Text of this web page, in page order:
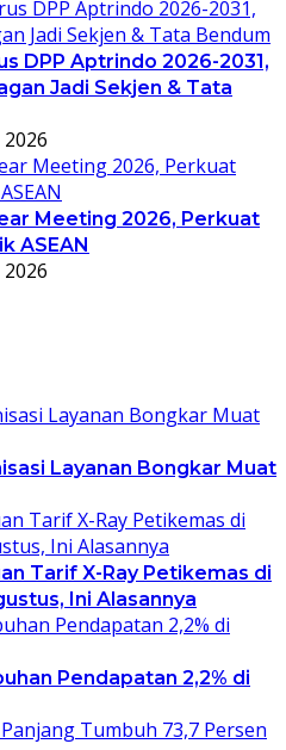
DPP Aptrindo 2026-2031,
Jadi Sekjen & Tata
2026
Meeting 2026, Perkuat
ASEAN
2026
Layanan Bongkar Muat
Tarif X-Ray Petikemas di
Ini Alasannya
Pendapatan 2,2% di